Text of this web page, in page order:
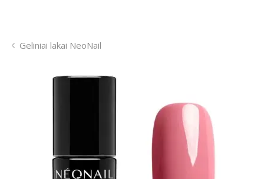
Geliniai lakai NeoNail